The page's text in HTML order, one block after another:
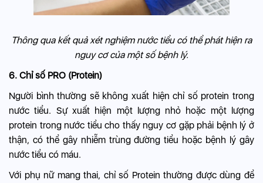
Thông qua kết quả xét nghiệm nước tiểu có thể phát hiện ra
nguy cơ của một số bệnh lý.
6. Chỉ số PRO (Protein)
Người bình thường sẽ không xuất hiện chỉ số protein trong
nước tiểu. Sự xuất hiện một lượng nhỏ hoặc một lượng
protein trong nước tiểu cho thấy nguy cơ gặp phải bệnh lý ở
thận, có thể gây nhiễm trùng đường tiểu hoặc bệnh lý gây
nước tiểu có máu.
Với phụ nữ mang thai, chỉ số Protein thường được dùng để